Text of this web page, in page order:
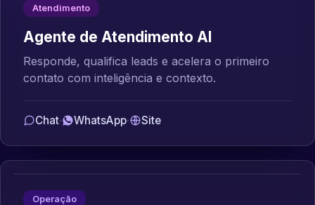
Atendimento
Agente de Atendimento AI
Responde, qualifica leads e acelera o primeiro
contato com inteligência e contexto.
Chat· WhatsApp· Site
Operação